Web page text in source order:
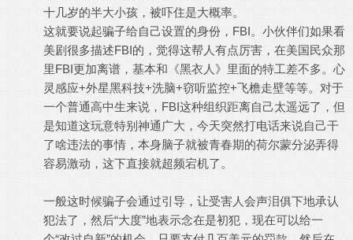
十几岁的半大小孩，被吓住是大概率。
这就要说起骗子给自己设置的身份，FBI。小伙伴们如果看
美剧很多描述FBI的，觉得这帮人有点厉害，在美国民众那
里FBI更加离谱，基本和《黑衣人》里面的特工差不多。心
灵感应+外星黑科技+洗脑+窃听监控+飞檐走壁等等。对于
一个普通高中生来说，FBI这种组织距离自己太遥远了，但
是知道这玩意特别神通广大，今天突然打电话来说自己干
了啥违法的事情，本身脑子就被青春期的荷尔蒙分泌弄得
容易激动，这下直接就超频宕机了。
一般这时候骗子会通过引导，让受害人会声泪俱下地承认
犯法了，然后“大度”地表示念在是初犯，现在可以给一